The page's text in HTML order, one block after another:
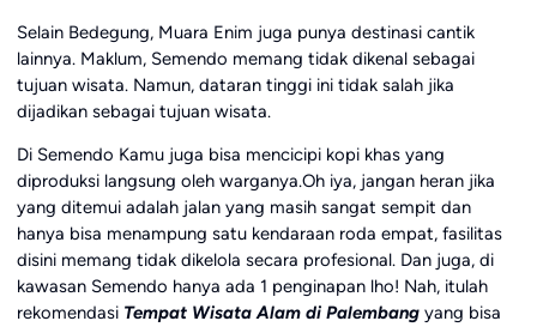
Selain Bedegung, Muara Enim juga punya destinasi cantik
lainnya. Maklum, Semendo memang tidak dikenal sebagai
tujuan wisata. Namun, dataran tinggi ini tidak salah jika
dijadikan sebagai tujuan wisata.
Di Semendo Kamu juga bisa mencicipi kopi khas yang
diproduksi langsung oleh warganya.Oh iya, jangan heran jika
yang ditemui adalah jalan yang masih sangat sempit dan
hanya bisa menampung satu kendaraan roda empat, fasilitas
disini memang tidak dikelola secara profesional. Dan juga, di
kawasan Semendo hanya ada 1 penginapan lho! Nah, itulah
rekomendasi Tempat Wisata Alam di Palembangyang bisa